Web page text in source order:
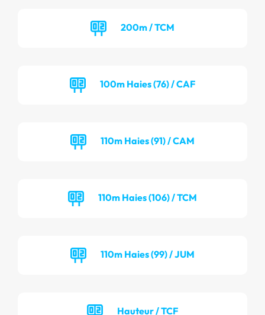
200m / TCM
100m Haies (76) / CAF
110m Haies (91) / CAM
110m Haies (106) / TCM
110m Haies (99) / JUM
Hauteur / TCF